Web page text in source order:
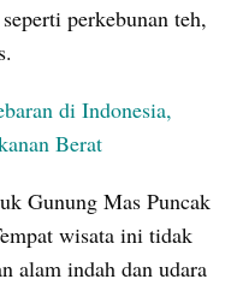
perkebunan teh,
di Indonesia,
Berat
Gunung Mas Puncak
wisata ini tidak
alam indah dan udara